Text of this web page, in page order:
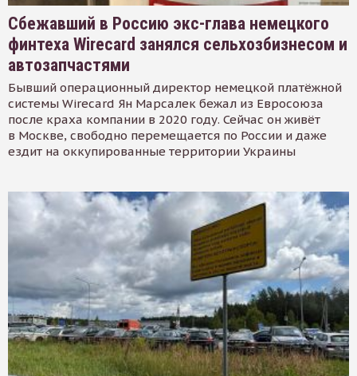
Сбежавший в Россию экс-глава немецкого
финтеха Wirecard занялся сельхозбизнесом и
автозапчастями
Бывший операционный директор немецкой платёжной
системы Wirecard Ян Марсалек бежал из Евросоюза
после краха компании в 2020 году. Сейчас он живёт
в Москве, свободно перемещается по России и даже
ездит на оккупированные территории Украины